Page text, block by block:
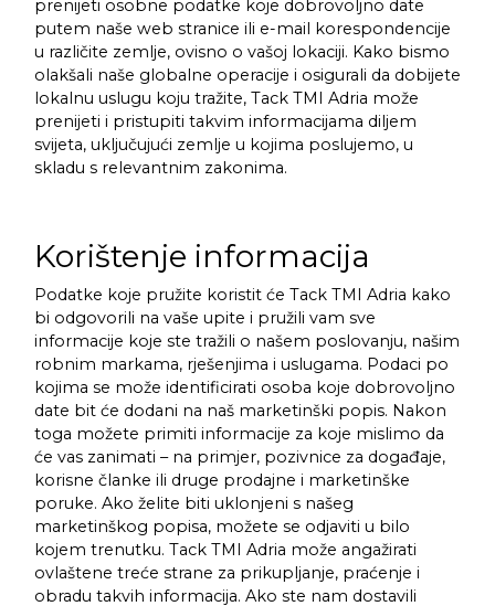
prenijeti osobne podatke koje dobrovoljno date
putem naše web stranice ili e-mail korespondencije
u različite zemlje, ovisno o vašoj lokaciji. Kako bismo
olakšali naše globalne operacije i osigurali da dobijete
lokalnu uslugu koju tražite, Tack TMI Adria može
prenijeti i pristupiti takvim informacijama diljem
svijeta, uključujući zemlje u kojima poslujemo, u
skladu s relevantnim zakonima.
Korištenje informacija
Podatke koje pružite koristit će Tack TMI Adria kako
bi odgovorili na vaše upite i pružili vam sve
informacije koje ste tražili o našem poslovanju, našim
robnim markama, rješenjima i uslugama. Podaci po
kojima se može identificirati osoba koje dobrovoljno
date bit će dodani na naš marketinški popis. Nakon
toga možete primiti informacije za koje mislimo da
će vas zanimati – na primjer, pozivnice za događaje,
korisne članke ili druge prodajne i marketinške
poruke. Ako želite biti uklonjeni s našeg
marketinškog popisa, možete se odjaviti u bilo
kojem trenutku. Tack TMI Adria može angažirati
ovlaštene treće strane za prikupljanje, praćenje i
obradu takvih informacija. Ako ste nam dostavili